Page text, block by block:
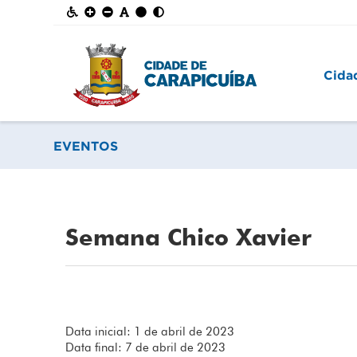
EVENTOS
Semana Chico Xavier
Data inicial: 1 de abril de 2023
Data final: 7 de abril de 2023